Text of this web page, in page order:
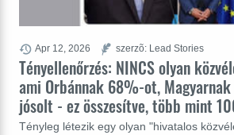
Tényellenőrzés: NINCS olyan
ami Orbánnak 68%-ot,
jósolt - ez összesítve, több mint
Tényleg létezik egy olyan "hivatalos
Apr 12, 2026 szerzõ: Lead Stories